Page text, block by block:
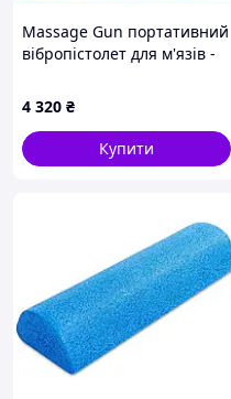
Massage Gun портативний
вібропістолет для м'язів -
24K4E6743
4 320 ₴
Купити